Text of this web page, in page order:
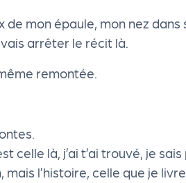
de mon épaule, mon nez dans
arrêter le récit là.
remontée.
celle là, j’ai t’ai trouvé, je
mais l’histoire, celle que je